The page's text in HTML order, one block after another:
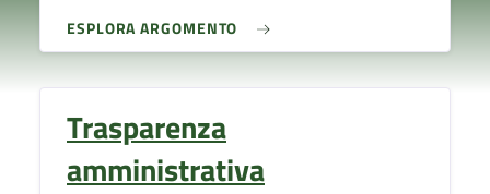
ESPLORA ARGOMENTO
Trasparenza
amministrativa